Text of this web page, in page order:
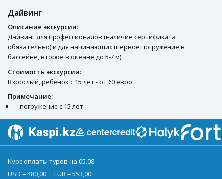
Дайвинг
Описание экскурсии:
Дайвинг для профессионалов (наличие сертификата
обязательно) и для начинающих (первое погружение в
бассейне, второе в океане до 5-7 м).
Стоимость экскурсии:
Взрослый, ребёнок с 15 лет - от 60 евро
Примечание:
погружение с 15 лет
Курс оплаты туров на 05.08
USD = 480,00
EUR = 553,00